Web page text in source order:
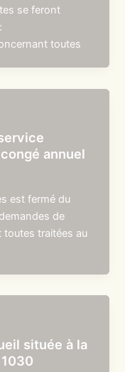
se feront
toutes
annuel
est fermé du
de
toutes traitées au
située à la